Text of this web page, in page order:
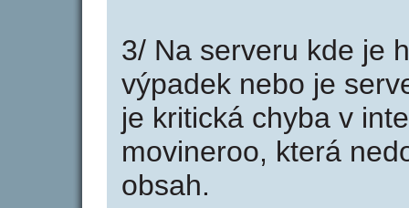
3/ Na serveru kde je
výpadek nebo je
je kritická chyba v
movineroo, která
obsah.